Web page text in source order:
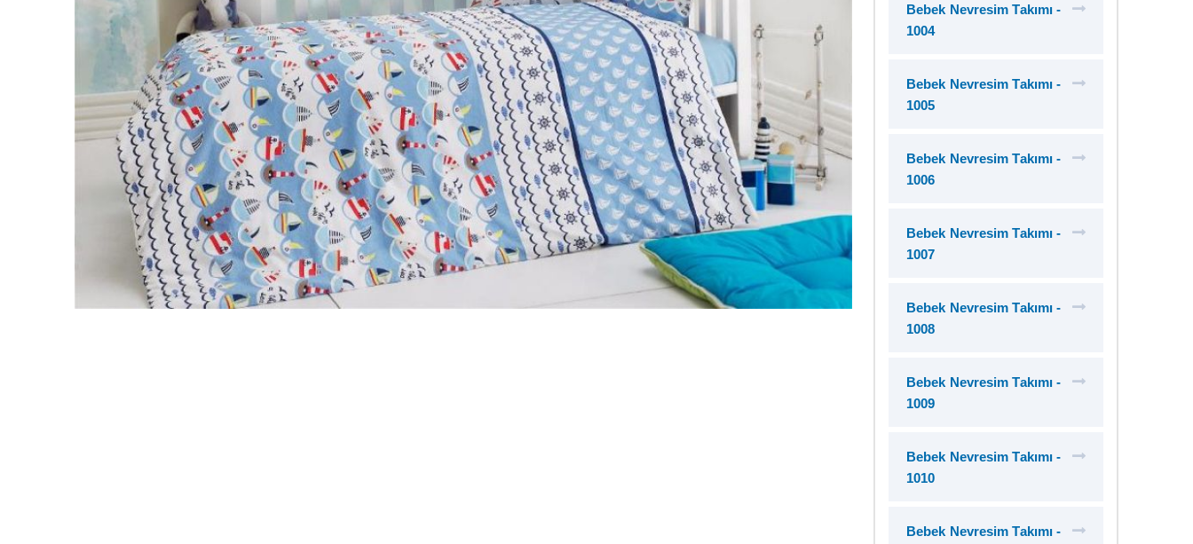
Bebek Nevresim Takımı -
1004
Bebek Nevresim Takımı -
1005
Bebek Nevresim Takımı -
1006
Bebek Nevresim Takımı -
1007
Bebek Nevresim Takımı -
1008
Bebek Nevresim Takımı -
1009
Bebek Nevresim Takımı -
1010
Bebek Nevresim Takımı -